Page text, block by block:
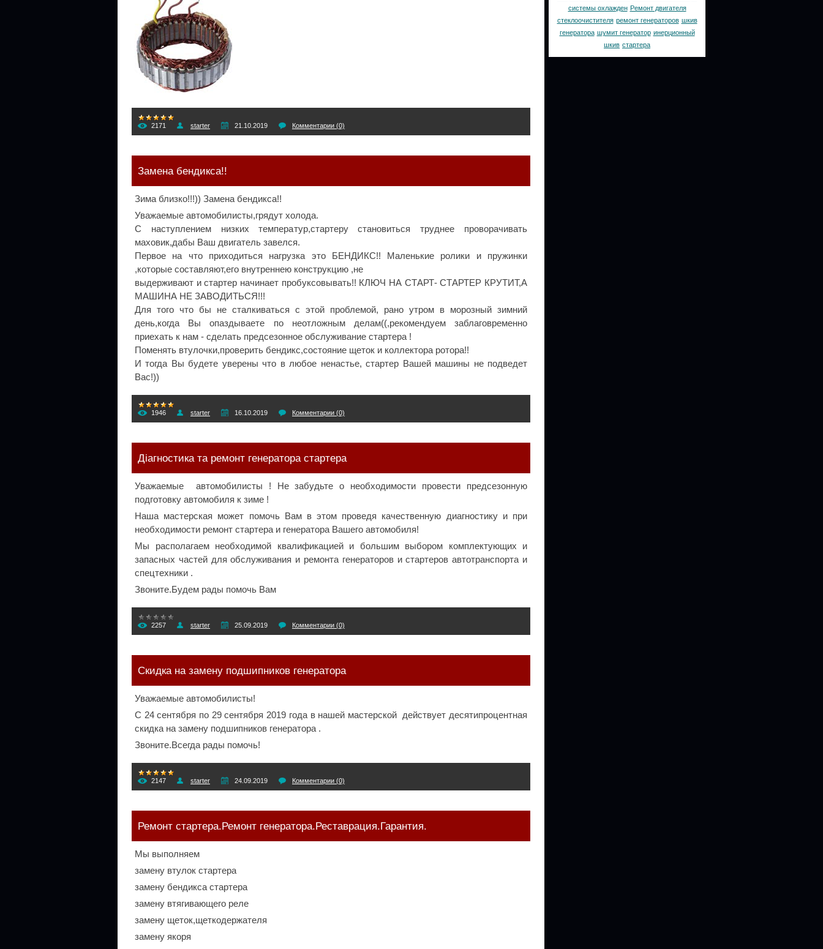
2171 starter 21.10.2019 Комментарии (0)
Замена бендикса!!
Зима близко!!!)) Замена бендикса!!
Уважаемые автомобилисты,грядут холода.
С наступлением низких температур,стартеру становиться труднее проворачивать
маховик,дабы Ваш двигатель завелся.
Первое на что приходиться нагрузка это БЕНДИКС!! Маленькие ролики и пружинки
,которые составляют,его внутреннею конструкцию ,не
выдерживают и стартер начинает пробуксовывать!! КЛЮЧ НА СТАРТ- СТАРТЕР КРУТИТ,А
МАШИНА НЕ ЗАВОДИТЬСЯ!!!
Для того что бы не сталкиваться с этой проблемой, рано утром в морозный зимний
день,когда Вы опаздываете по неотложным делам((,рекомендуем заблаговременно
приехать к нам - сделать предсезонное обслуживание стартера !
Поменять втулочки,проверить бендикс,состояние щеток и коллектора ротора!!
И тогда Вы будете уверены что в любое ненастье, стартер Вашей машины не подведет
Вас!))
1946 starter 16.10.2019 Комментарии (0)
Діагностика та ремонт генератора стартера
Уважаемые автомобилисты ! Не забудьте о необходимости провести предсезонную
подготовку автомобиля к зиме !
Наша мастерская может помочь Вам в этом проведя качественную диагностику и при
необходимости ремонт стартера и генератора Вашего автомобиля!
Мы располагаем необходимой квалификацией и большим выбором комплектующих и
запасных частей для обслуживания и ремонта генераторов и стартеров автотранспорта и
спецтехники .
Звоните.Будем рады помочь Вам
2257 starter 25.09.2019 Комментарии (0)
Скидка на замену подшипников генератора
Уважаемые автомобилисты!
С 24 сентября по 29 сентября 2019 года в нашей мастерской действует десятипроцентная
скидка на замену подшипников генератора .
Звоните.Всегда рады помочь!
2147 starter 24.09.2019 Комментарии (0)
Ремонт стартера.Ремонт генератора.Реставрация.Гарантия.
Мы выполняем
замену втулок стартера
замену бендикса стартера
замену втягивающего реле
замену щеток,щеткодержателя
замену якоря
системы охлажден Ремонт двигателя
стеклоочистителя ремонт генераторов шкив
генератора шумит генератор инерционный
шкив стартера